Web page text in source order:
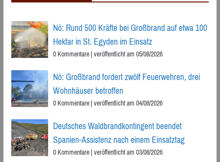
Nö: Rund 500 Kräfte bei Großbrand auf etwa 100
Hektar in St. Egyden im Einsatz
0 Kommentare|veröffentlicht am 05/08/2026
Nö: Großbrand fordert zwölf Feuerwehren, drei
Wohnhäuser betroffen
0 Kommentare|veröffentlicht am 04/08/2026
Deutsches Waldbrandkontingent beendet
Spanien-Assistenz nach einem Einsatztag
0 Kommentare|veröffentlicht am 03/08/2026